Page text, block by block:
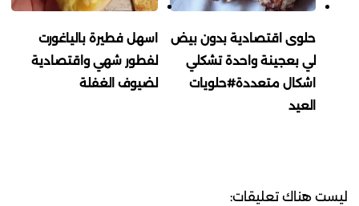
حلوى اقتصادية بدون بيض
لي بعجينة واحدة تشكلي
اشكال متعددة#حلويات
العيد
اسهل فطيرة بالياغورت
لفطور شهي واقتصادية
لضيوف الغفلة
ليست هناك تعليقات: